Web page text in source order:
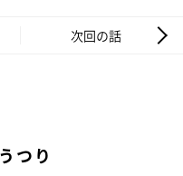
次回の話
つり